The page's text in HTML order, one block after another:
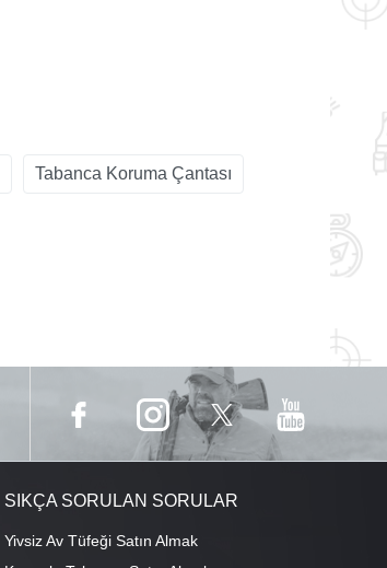
Tabanca Koruma Çantası
SIKÇA SORULAN SORULAR
Yivsiz Av Tüfeği Satın Almak